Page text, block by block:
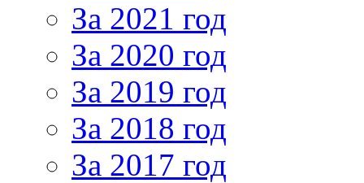
За 2021 год
За 2020 год
За 2019 год
За 2018 год
За 2017 год